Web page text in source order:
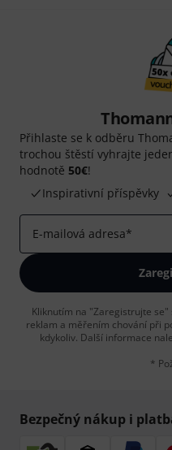
Přihlaste se k odběru
trochou štěstí vyhrajte
hodnotě 50€!
Inspirativní příspěvky
E-mailová adresa*
Kliknutím na "Zaregistrujte
reklam a měřením chování při
kdykoliv. Další informace
*
Bezpečný nákup i